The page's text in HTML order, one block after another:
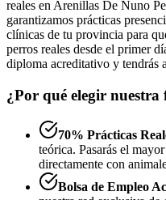
reales en Arenillas De Nuno
garantizamos prácticas
clínicas de tu provincia para
perros reales desde el primer
diploma acreditativo y tendrás
¿Por qué elegir nuestra
70% Prácticas
teórica. Pasarás el
directamente con
Bolsa de Empleo